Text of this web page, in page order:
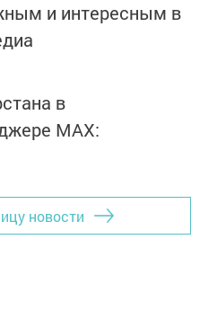
и интересным в
в
MАХ:
новости